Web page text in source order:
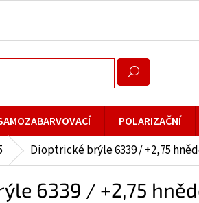
POLARIZAČNÍ
Dioptrické brýle 6339 / +2,75
6339 / +2,75